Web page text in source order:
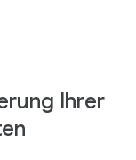
Ihrer